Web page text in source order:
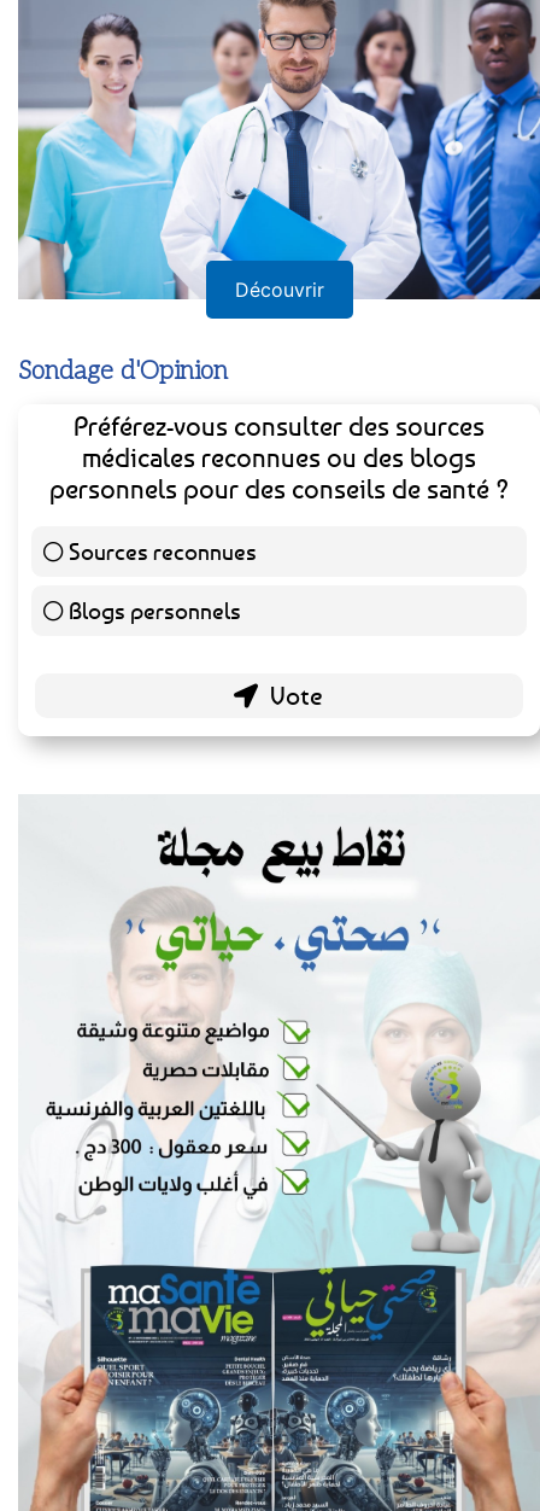
Découvrir
Sondage d'Opinion
Préférez-vous consulter des sources
médicales reconnues ou des blogs
personnels pour des conseils de santé ?
Sources reconnues
Blogs personnels